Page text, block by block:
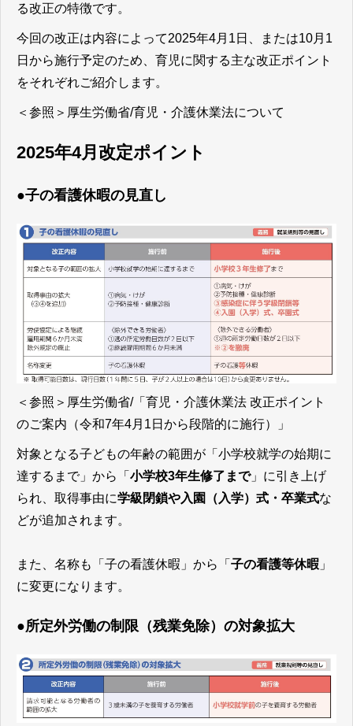
る改正の特徴です。
今回の改正は内容によって2025年4月1日、または10月1
日から施行予定のため、育児に関する主な改正ポイント
をそれぞれご紹介します。
＜参照＞ 厚生労働省/育児・介護休業法について
2025年4月改定ポイント
●子の看護休暇の見直し
＜参照＞ 厚生労働省/「育児・介護休業法 改正ポイント
のご案内（令和7年4月1日から段階的に施行）」
対象となる子どもの年齢の範囲が「小学校就学の始期に
達するまで」から「 小学校3年生修了まで」に引き上げ
られ、取得事由に学級閉鎖や入園（入学）式・卒業式な
どが追加されます。
また、名称も「子の看護休暇」から「 子の看護等休暇 」
に変更になります。
●所定外労働の制限（残業免除）の対象拡大